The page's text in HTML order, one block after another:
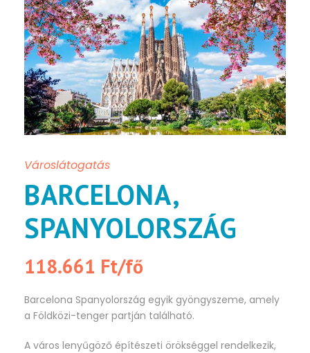
Városlátogatás
BARCELONA,
SPANYOLORSZÁG
118.661 Ft/fő
Barcelona Spanyolország egyik gyöngyszeme, amely
a Földközi-tenger partján található.
A város lenyűgöző építészeti örökséggel rendelkezik,